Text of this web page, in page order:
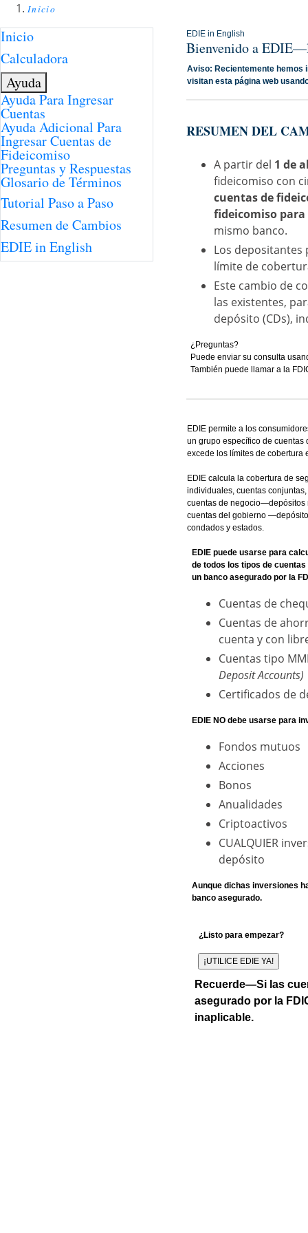
Inicio
Inicio
Calculadora
Ayuda
Ayuda Para Ingresar
Cuentas
Ayuda Adicional Para
Ingresar Cuentas de
Fideicomiso
Preguntas y Respuestas
Glosario de Términos
Tutorial Paso a Paso
Resumen de Cambios
EDIE in English
EDIE in English
Bienvenido a
Aviso: Recientemente hemos
visitan esta página web
RESUMEN DEL
A partir del 1 de
fideicomiso con
cuentas de
fideicomiso para
mismo banco.
Los
límite de
Este cambio de
las existentes,
depósito (CDs),
¿Preguntas?
Puede enviar su consulta
También puede llamar a la
EDIE permite a los
un grupo específico de
excede los límites de cobertura
EDIE calcula la cobertura de
individuales, cuentas
cuentas de negocio—depósitos
cuentas del gobierno
condados y estados.
EDIE puede usarse para
de todos los tipos de
un banco asegurado por la
Cuentas de
Cuentas de
cuenta y con
Cuentas tipo
Deposit Accounts)
Certificados de
EDIE NO debe usarse para
Fondos mutuos
Acciones
Bonos
Anualidades
Criptoactivos
CUALQUIER
depósito
Aunque dichas inversiones
banco asegurado.
¿Listo para empezar?
Recuerde—Si las
asegurado por la
inaplicable.